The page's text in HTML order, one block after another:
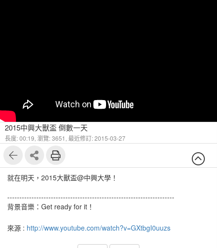
2015中興大獸盃 倒數一天
長度: 00:19, 瀏覽: 3651, 最近修訂: 2015-03-27
就在明天，2015大獸盃@中興大學！
---------------------------------------------------------------------
背景音樂：Get ready for it！
來源 : http://www.youtube.com/watch?v=GXtbgI0uuzs